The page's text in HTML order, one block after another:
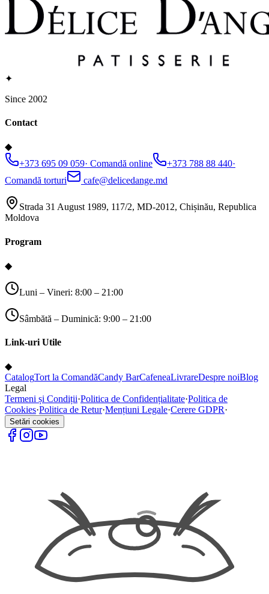
✦
Since 2002
Contact
◆
+373 695 09 059· Comandă online +373 788 88 440·
Comandă torturi
cafe@delicedange.md
Strada 31 August 1989, 117/2, MD-2012, Chișinău, Republica
Moldova
Program
◆
Luni – Vineri: 8:00 – 21:00
Sâmbătă – Duminică: 9:00 – 21:00
Link-uri Utile
◆
CatalogTort la ComandăCandy BarCafeneaLivrareDespre noiBlog
Legal
Termeni și Condiții·Politica de Confidențialitate·Politica de
Cookies·Politica de Retur·Mențiuni Legale·Cerere GDPR·
Setări cookies